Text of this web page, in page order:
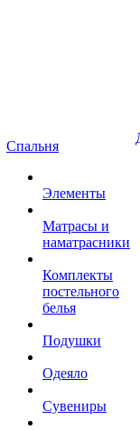
Спальня
Элементы
Матрасы и
наматрасники
Комплекты
постельного
белья
Подушки
Одеяло
Сувениры